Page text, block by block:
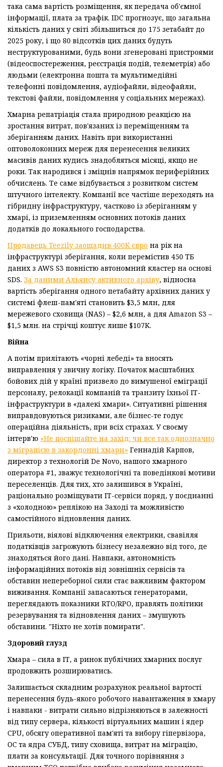
така сама вартість розміщення, як передача об'ємної
інформації, плата за трафік. IDC прогнозує, що загальна
кількість даних у світі збільшиться до 175 зетабайт до
2025 року, і що 80 відсотків цих даних будуть
неструктурованими, будь вони згенеровані пристроями
(відеоспостереження, реєстрація подій, телеметрія) або
людьми (електронна пошта та мультимедійні
телефонні повідомлення, аудіофайли, відеофайли,
текстові файли, повідомлення у соціальних мережах).
Хмарна репатріація стала природною реакцією на
зростання витрат, пов'язаних із переміщенням та
зберіганням даних. Навіть при використанні
оптоволоконних мереж для перенесення великих
масивів даних кудись знадобляться місяці, якщо не
роки. Так народився і зміцнів напрямок периферійних
обчислень. Те саме відбувається з розвитком систем
штучного інтелекту. Компанії все частіше переходять на
гібридну інфраструктуру, частково із зберіганням у
хмарі, із приземленням основних потоків даних
додатків до локального господарства.
Продавець Teezily заощадив 400K євро на рік на
інфраструктурі зберігання, коли перемістив 450 ТБ
даних з AWS S3 повністю автономний кластер на основі
SDS. За даними Альянсу активного архіву, відносна
вартість зберігання одного петабайту архівних даних у
системі флеш-пам'яті становить $3,5 млн, для
мережевого сховища (NAS) – $2,6 млн, а для Amazon S3 –
$1,5 млн. на стрічці коштує лише $107K.
Війна
А потім прилітають «чорні лебеді» та вносять
виправлення у звичну логіку. Початок масштабних
бойових дій у країні призвело до вимушеної еміграції
персоналу, релокації компаній та транзиту їхньої ІТ-
інфраструктури в «далекі хмари». Ситуативні рішення
виправдовуються ризиками, але бізнес-те годує
операційна діяльність, при всіх страхах. У своєму
інтерв'ю «Не поспішайте на захід: чи все так однозначно
з міграцією в закордонні хмари» Геннадій Карпов,
директор з технологій De Novo, нашого хмарного
оператора #1, зважує технологічні та поведінкові мотиви
переселенців. Для тих, хто залишився в Україні,
раціонально розміщувати ІТ-сервіси поряд, у поєднанні
з «холодною» реплікою на Заході та можливістю
самостійного відновлення даних.
Прильоти, віялові відключення електрики, свавілля
податківців загрожують бізнесу незалежно від того, де
знаходяться його дані. Навпаки, автономність
інформаційних потоків від зовнішніх сервісів та
обставин непереборної сили стає важливим фактором
виживання. Компанії запасаються генераторами,
переглядають показники RTO/RPO, правлять політики
резервування та відновлення даних – змушують
обставини. "Ніхто не хотів помирати".
Здоровий глузд
Хмара – сила в ІТ, а ринок публічних хмарних послуг
продовжить розширюватись.
Залишається складним розрахунок реальної вартості
перенесення будь-якого робочого навантаження в хмару
і навпаки - витрати сильно відрізняються в залежності
від типу сервера, кількості віртуальних машин і ядер
CPU, обсягу оперативної пам'яті та вибору гіпервізора,
ОС та ядра СУБД, типу сховища, витрат на міграцію,
плати за консультації. Для точного порівняння з